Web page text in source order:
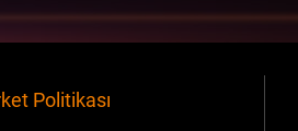
Politikası